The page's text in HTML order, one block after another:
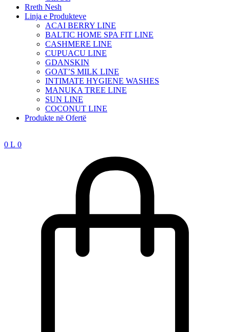
Rreth Nesh
Linja e Produkteve
ACAI BERRY LINE
BALTIC HOME SPA FIT LINE
CASHMERE LINE
CUPUACU LINE
GDANSKIN
GOAT’S MILK LINE
INTIMATE HYGIENE WASHES
MANUKA TREE LINE
SUN LINE
COCONUT LINE
Produkte në Ofertë
0 L 0